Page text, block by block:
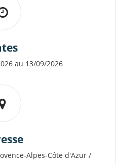
au 13/09/2026
Alpes-Côte d'Azur /